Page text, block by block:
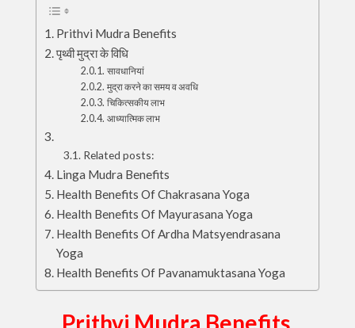
Prithvi Mudra Benefits
पृथ्वी मुद्रा के विधि
सावधानियां
मुद्रा करने का समय व अवधि
चिकित्सकीय लाभ
आध्यात्मिक लाभ
Related posts:
Linga Mudra Benefits
Health Benefits Of Chakrasana Yoga
Health Benefits Of Mayurasana Yoga
Health Benefits Of Ardha Matsyendrasana
Yoga
Health Benefits Of Pavanamuktasana Yoga
Prithvi Mudra Benefits